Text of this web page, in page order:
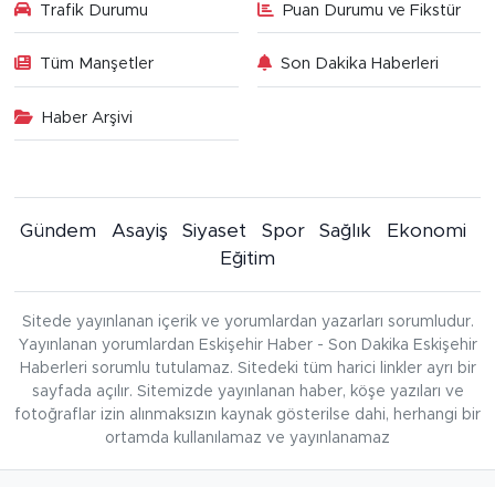
Trafik Durumu Puan Durumu ve Fikstür
Tüm Manşetler Son Dakika Haberleri
Haber Arşivi
Gündem Asayiş Siyaset Spor Sağlık
Ekonomi
Eğitim
Sitede yayınlanan içerik ve yorumlardan yazarları sorumludur.
Yayınlanan yorumlardan Eskişehir Haber - Son Dakika Eskişehir
Haberleri sorumlu tutulamaz. Sitedeki tüm harici linkler ayrı bir
sayfada açılır. Sitemizde yayınlanan haber, köşe yazıları ve
fotoğraflar izin alınmaksızın kaynak gösterilse dahi, herhangi bir
ortamda kullanılamaz ve yayınlanamaz